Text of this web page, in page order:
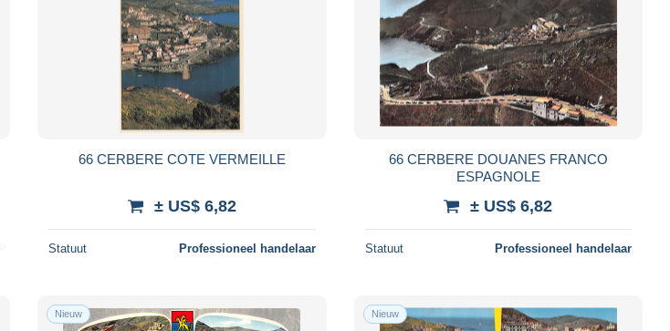
66 CERBERE COTE VERMEILLE
± US$ 6,82
Statuut Professioneel handelaar
66 CERBERE DOUANES FRANCO
ESPAGNOLE
± US$ 6,82
Statuut Professioneel handelaar
Nieuw Nieuw